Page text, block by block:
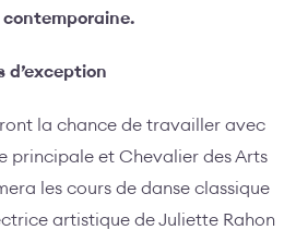
d’exception
la chance de travailler avec
principale et Chevalier des Arts
les cours de danse classique
artistique de Juliette Rahon